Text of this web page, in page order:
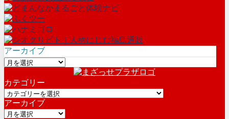
アーカイブ
ア
カ
イ
ブ
カテゴリー
カ
テ
ゴ
アーカイブ
ア